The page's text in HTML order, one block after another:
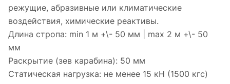
режущие, абразивные или климатические
воздействия, химические реактивы.
Длина стропа: min 1 м +\- 50 мм | max 2 м +\- 50
мм
Раскрытие (зев карабина): 50 мм
Статическая нагрузка: не менее 15 кН (1500 кгс)